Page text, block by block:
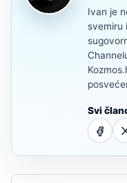
Ivan je
svemiru
Svi